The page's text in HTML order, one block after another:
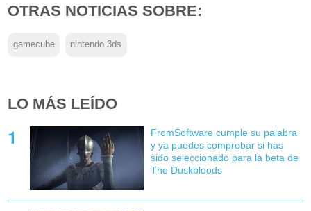
OTRAS NOTICIAS SOBRE:
gamecube nintendo 3ds
LO MÁS LEÍDO
FromSoftware cumple su palabra
y ya puedes comprobar si has
sido seleccionado para la beta de
The Duskbloods